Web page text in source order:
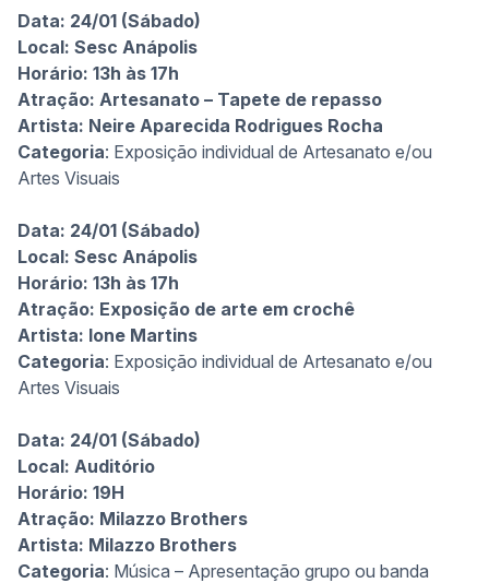
Data: 24/01 (Sábado)
Local: Sesc Anápolis
Horário: 13h às 17h
Atração: Artesanato – Tapete de repasso
Artista: Neire Aparecida Rodrigues Rocha
Categoria: Exposição individual de Artesanato e/ou
Artes Visuais
Data: 24/01 (Sábado)
Local: Sesc Anápolis
Horário: 13h às 17h
Atração: Exposição de arte em crochê
Artista: Ione Martins
Categoria: Exposição individual de Artesanato e/ou
Artes Visuais
Data: 24/01 (Sábado)
Local: Auditório
Horário: 19H
Atração: Milazzo Brothers
Artista: Milazzo Brothers
Categoria: Música – Apresentação grupo ou banda